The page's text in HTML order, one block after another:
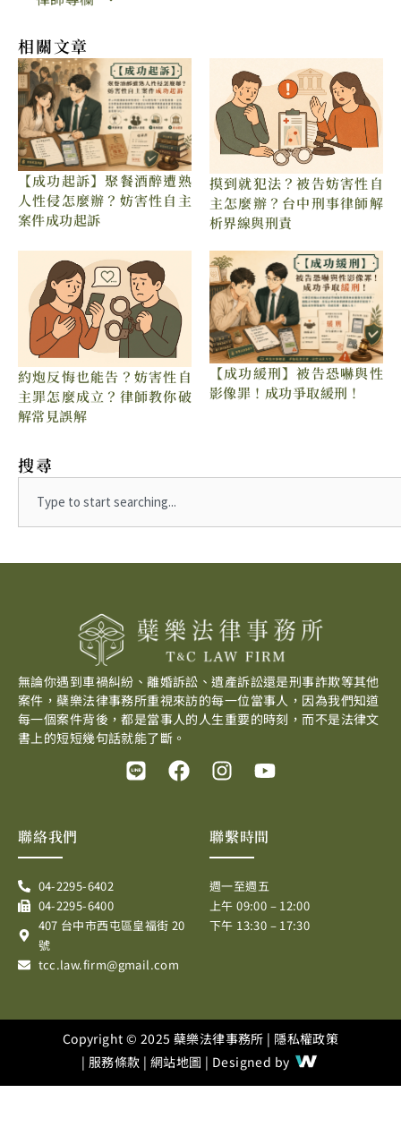
相關文章
【成功起訴】聚餐酒醉遭熟
人性侵怎麼辦？妨害性自主
案件成功起訴
摸到就犯法？被告妨害性自
主怎麼辦？台中刑事律師解
析界線與刑責
約炮反悔也能告？妨害性自
主罪怎麼成立？律師教你破
解常見誤解
【成功緩刑】被告恐嚇與性
影像罪！成功爭取緩刑！
搜尋
無論你遇到車禍糾紛、離婚訴訟、遺產訴訟還是刑事詐欺等其他
案件，蘗樂法律事務所重視來訪的每一位當事人，因為我們知道
每一個案件背後，都是當事人的人生重要的時刻，而不是法律文
書上的短短幾句話就能了斷。
L
F
k
I
t
a
r
a
Y
t
b
e
聯繫時間
週一至週五
上午 09:00 – 12:00
下午 13:30 – 17:30
聯絡我們
04-2295-6402
04-2295-6400
407 台中市西屯區皇福街 20
號
tcc.law.firm@gmail.com
Copyright © 2025 蘗樂法律事務所 | 隱私權政策
| 服務條款 | 網站地圖 | Designed by